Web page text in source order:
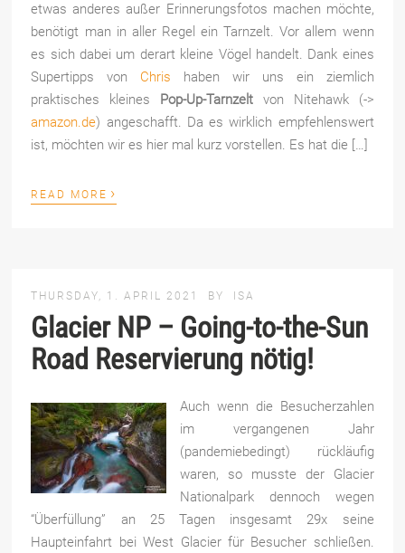
etwas anderes außer Erinnerungsfotos machen möchte,
benötigt man in aller Regel ein Tarnzelt. Vor allem wenn
es sich dabei um derart kleine Vögel handelt. Dank eines
Supertipps von Chris haben wir uns ein ziemlich
praktisches kleines
Pop-Up-Tarnzelt von Nitehawk (->
amazon.de) angeschafft. Da es wirklich empfehlenswert
ist, möchten wir es hier mal kurz vorstellen. Es hat die […]
READ MORE ›
THURSDAY, 1. APRIL 2021 BY ISA
Glacier NP – Going-to-the-Sun
Road Reservierung nötig!
Auch wenn die Besucherzahlen
im vergangenen Jahr
(pandemiebedingt) rückläufig
waren, so musste der Glacier
Nationalpark dennoch wegen
“Überfüllung” an 25 Tagen insgesamt 29x seine
Haupteinfahrt bei West Glacier für Besucher schließen.